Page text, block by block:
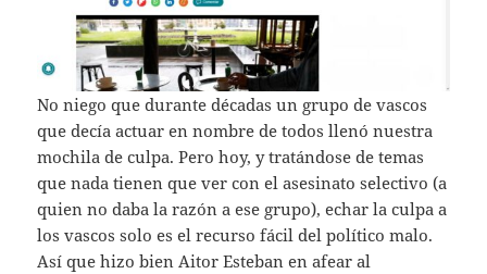
No niego que durante décadas un grupo de vascos
que decía actuar en nombre de todos llenó nuestra
mochila de culpa. Pero hoy, y tratándose de temas
que nada tienen que ver con el asesinato selectivo (a
quien no daba la razón a ese grupo), echar la culpa a
los vascos solo es el recurso fácil del político malo.
Así que hizo bien Aitor Esteban en afear al